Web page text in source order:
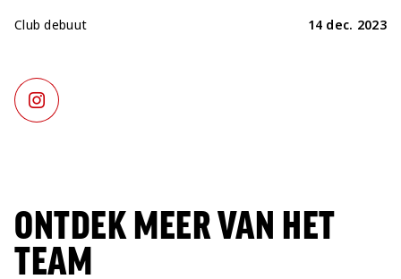
Club debuut
14 dec. 2023
ONTDEK MEER VAN HET
TEAM